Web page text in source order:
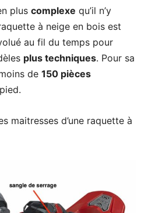
plus complexe qu’il n’y
à neige en bois est
au fil du temps pour
plus techniques. Pour sa
de 150 pièces
maitresses d’une raquette à